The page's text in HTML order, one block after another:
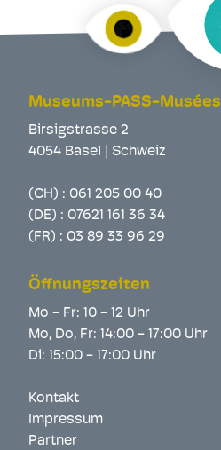
Museums-PASS-Musées
Birsigstrasse 2
4054 Basel | Schweiz
(CH) : 061 205 00 40
(DE) : 07621 161 36 34
(FR) : 03 89 33 96 29
Öffnungszeiten
Mo - Fr: 10 - 12 Uhr
Mo, Do, Fr: 14:00 - 17:00 Uhr
Di: 15:00 - 17:00 Uhr
Kontakt
Impressum
Partner